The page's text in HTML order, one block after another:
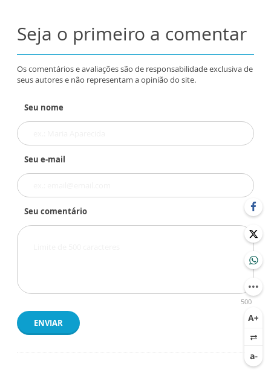
Seja o primeiro a comentar
Os comentários e avaliações são de responsabilidade exclusiva de
seus autores e não representam a opinião do site.
Seu nome
Seu e-mail
Seu comentário
500
ENVIAR